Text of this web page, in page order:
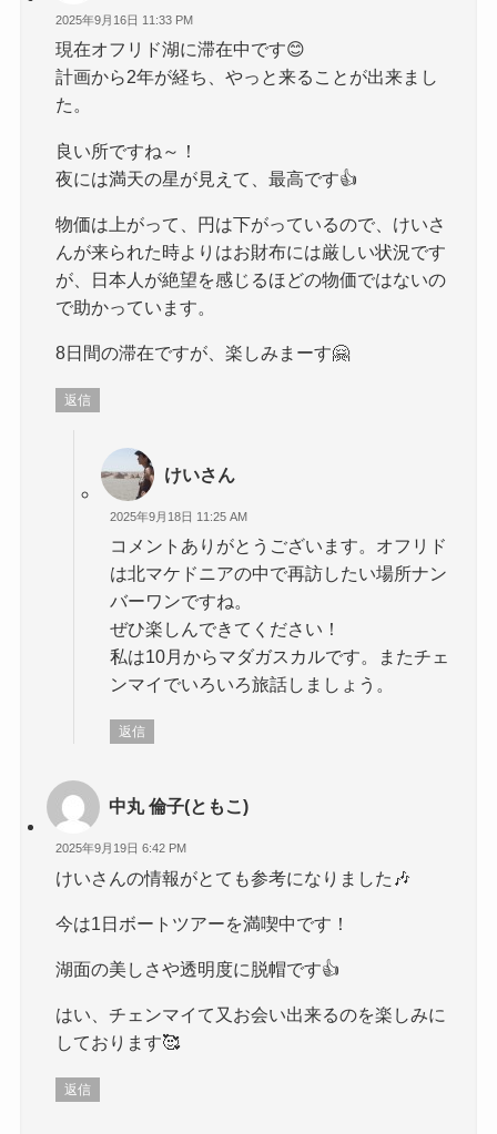
2025年9月16日 11:33 PM
現在オフリド湖に滞在中です😊
計画から2年が経ち、やっと来ることが出来まし
た。
良い所ですね～！
夜には満天の星が見えて、最高です👍
物価は上がって、円は下がっているので、けいさ
んが来られた時よりはお財布には厳しい状況です
が、日本人が絶望を感じるほどの物価ではないの
で助かっています。
8日間の滞在ですが、楽しみまーす🤗
返信
けいさん
2025年9月18日 11:25 AM
コメントありがとうございます。オフリド
は北マケドニアの中で再訪したい場所ナン
バーワンですね。
ぜひ楽しんできてください！
私は10月からマダガスカルです。またチェ
ンマイでいろいろ旅話しましょう。
返信
中丸 倫子(ともこ)
2025年9月19日 6:42 PM
けいさんの情報がとても参考になりました🎶
今は1日ボートツアーを満喫中です！
湖面の美しさや透明度に脱帽です👍
はい、チェンマイて又お会い出来るのを楽しみに
しております🥰
返信